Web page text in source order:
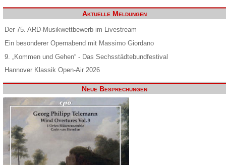
Aktuelle Meldungen
Der 75. ARD-Musikwettbewerb im Livestream
Ein besonderer Opernabend mit Massimo Giordano
9. „Kommen und Gehen“ - Das Sechsstädtebundfestival
Hannover Klassik Open-Air 2026
Neue Besprechungen